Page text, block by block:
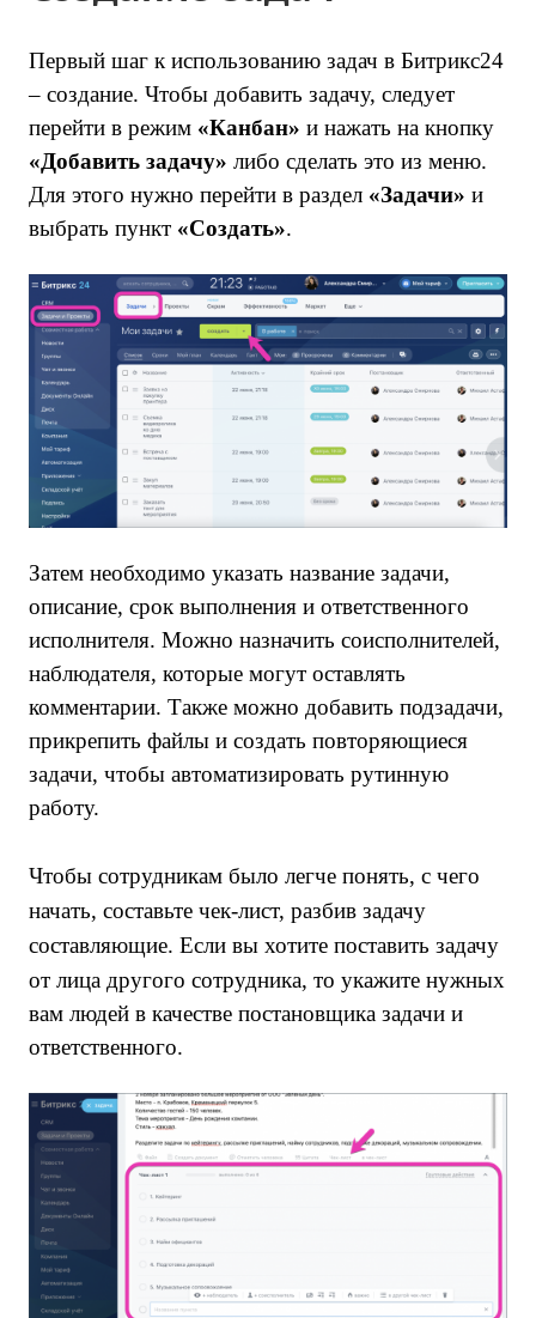
Первый шаг к использованию задач в Битрикс24
– создание. Чтобы добавить задачу, следует
перейти в режим «Канбан» и нажать на кнопку
«Добавить задачу» либо сделать это из меню.
Для этого нужно перейти в раздел «Задачи» и
выбрать пункт «Создать».
Затем необходимо указать название задачи,
описание, срок выполнения и ответственного
исполнителя. Можно назначить соисполнителей,
наблюдателя, которые могут оставлять
комментарии. Также можно добавить подзадачи,
прикрепить файлы и создать повторяющиеся
задачи, чтобы автоматизировать рутинную
работу.
Чтобы сотрудникам было легче понять, с чего
начать, составьте чек-лист, разбив задачу
составляющие. Если вы хотите поставить задачу
от лица другого сотрудника, то укажите нужных
вам людей в качестве постановщика задачи и
ответственного.